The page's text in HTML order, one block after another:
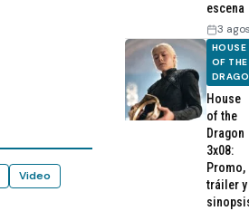
Video
escena
3
HOUSE
OF THE
House
of the
Dragon
3x08:
Promo,
tráiler y